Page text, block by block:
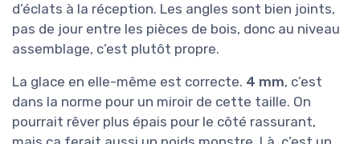
d’éclats à la réception. Les angles sont bien joints,
pas de jour entre les pièces de bois, donc au niveau
assemblage, c’est plutôt propre.
La glace en elle-même est correcte. 4 mm, c’est
dans la norme pour un miroir de cette taille. On
pourrait rêver plus épais pour le côté rassurant,